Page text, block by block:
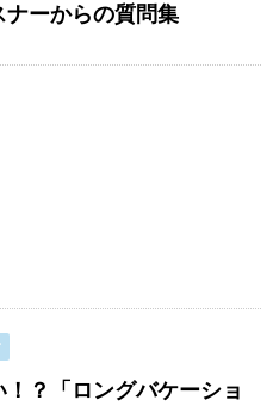
ナーからの質問集
！？「ロングバケーショ